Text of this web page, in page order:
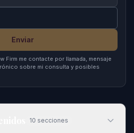
Enviar
Firm me contacte por llamada, mensaje
sobre mi consulta y posibles
10 secciones